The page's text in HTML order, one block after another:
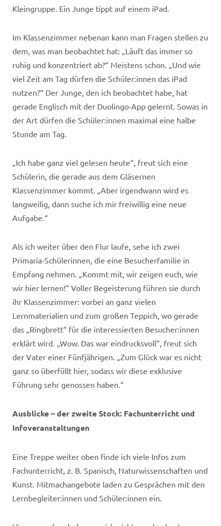
Kleingruppe. Ein Junge tippt auf einem iPad.
Im Klassenzimmer nebenan kann man Fragen stellen zu
dem, was man beobachtet hat: „Läuft das immer so
ruhig und konzentriert ab?“ Meistens schon. „Und wie
viel Zeit am Tag dürfen die Schüler:innen das iPad
nutzen?“ Der Junge, den ich beobachtet habe, hat
gerade Englisch mit der Duolingo-App gelernt. Sowas in
der Art dürfen die Schüler:innen maximal eine halbe
Stunde am Tag.
„Ich habe ganz viel gelesen heute“, freut sich eine
Schülerin, die gerade aus dem Gläsernen
Klassenzimmer kommt. „Aber irgendwann wird es
langweilig, dann suche ich mir freiwillig eine neue
Aufgabe.“
Als ich weiter über den Flur laufe, sehe ich zwei
Primaria-Schülerinnen, die eine Besucherfamilie in
Empfang nehmen. „Kommt mit, wir zeigen euch, wie
wir hier lernen!“ Voller Begeisterung führen sie durch
ihr Klassenzimmer: vorbei an ganz vielen
Lernmaterialien und zum großen Teppich, wo gerade
das „Ringbrett“ für die interessierten Besucher:innen
erklärt wird. „Wow. Das war eindrucksvoll“, freut sich
der Vater einer Fünfjährigen. „Zum Glück war es nicht
ganz so überfüllt hier, sodass wir diese exklusive
Führung sehr genossen haben.“
Ausblicke – der zweite Stock: Fachunterricht und
Infoveranstaltungen
Eine Treppe weiter oben finde ich viele Infos zum
Fachunterricht, z. B. Spanisch, Naturwissenschaften und
Kunst. Mitmachangebote laden zu Gesprächen mit den
Lernbegleiter:innen und Schüler:innen ein.